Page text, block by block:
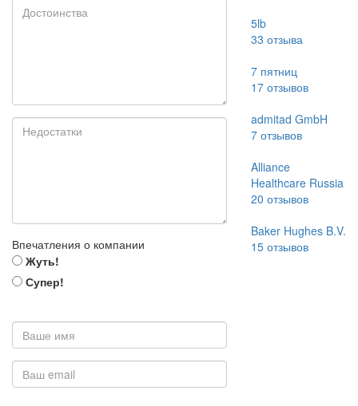
Впечатления о компании
Жуть!
Супер!
5lb
33 отзыва
7 пятниц
17отзывов
admitad GmbH
7отзывов
Alliance
Healthcare Russia
20 отзывов
Baker Hughes B.V.
15отзывов